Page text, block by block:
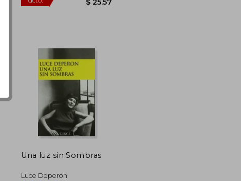
$ 78.65
$ 51.12
45%
dcto.
Una luz sin Sombras
Luce Deperon